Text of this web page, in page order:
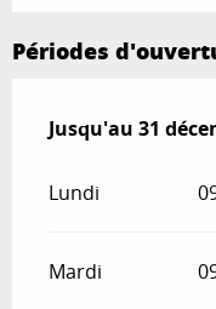
Périodes
Du22 février
Jusqu'au 31
Lundi
Mardi